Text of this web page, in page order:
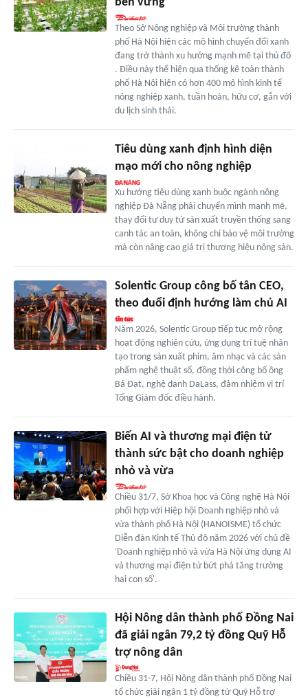
bền vững
Theo Sở Nông nghiệp và Môi trường thành
phố Hà Nội hiện các mô hình chuyển đổi xanh
đang trở thành xu hướng mạnh mẽ tại thủ đô
. Điều này thể hiện qua thống kê toàn thành
phố Hà Nội hiện có hơn 400 mô hình kinh tế
nông nghiệp xanh, tuần hoàn, hữu cơ, gắn với
du lịch sinh thái.
Tiêu dùng xanh định hình diện
mạo mới cho nông nghiệp
Xu hướng tiêu dùng xanh buộc ngành nông
nghiệp Đà Nẵng phải chuyển mình mạnh mẽ,
thay đổi tư duy từ sản xuất truyền thống sang
canh tác an toàn, không chỉ bảo vệ môi trường
mà còn nâng cao giá trị thương hiệu nông sản.
Solentic Group công bố tân CEO,
theo đuổi định hướng làm chủ AI
Năm 2026, Solentic Group tiếp tục mở rộng
hoạt động nghiên cứu, ứng dụng trí tuệ nhân
tạo trong sản xuất phim, âm nhạc và các sản
phẩm nghệ thuật số, đồng thời công bố ông
Bá Đạt, nghệ danh DaLass, đảm nhiệm vị trí
Tổng Giám đốc điều hành.
Biến AI và thương mại điện tử
thành sức bật cho doanh nghiệp
nhỏ và vừa
Chiều 31/7, Sở Khoa học và Công nghệ Hà Nội
phối hợp với Hiệp hội Doanh nghiệp nhỏ và
vừa thành phố Hà Nội (HANOISME) tổ chức
Diễn đàn Kinh tế Thủ đô năm 2026 với chủ đề
'Doanh nghiệp nhỏ và vừa Hà Nội ứng dụng AI
và thương mại điện tử bứt phá tăng trưởng
hai con số'.
Hội Nông dân thành phố Đồng Nai
đã giải ngân 79,2 tỷ đồng Quỹ Hỗ
trợ nông dân
Chiều 31-7, Hội Nông dân thành phố Đồng Nai
tổ chức giải ngân 1 tỷ đồng từ Quỹ Hỗ trợ